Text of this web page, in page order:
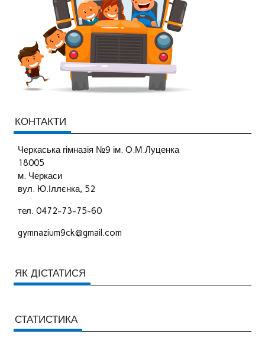
КОНТАКТИ
Черкаська гімназія №9 ім. О.М.Луценка
18005
м. Черкаси
вул. Ю.Іллєнка, 52
тел. 0472-73-75-60
gymnazium9ck@gmail.com
ЯК ДІСТАТИСЯ
СТАТИСТИКА